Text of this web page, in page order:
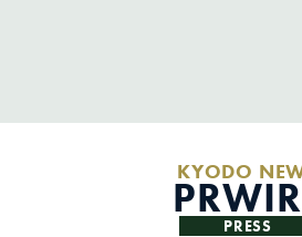
KYODO
PRESS